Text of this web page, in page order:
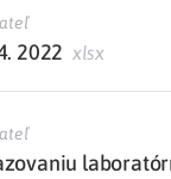
2022 xlsx